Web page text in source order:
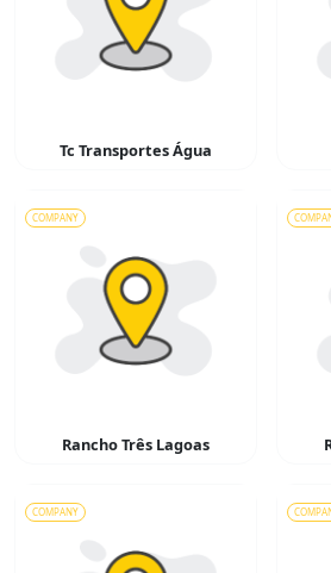
Tc Transportes Água
COMPANY
Rancho Três Lagoas
COMPANY